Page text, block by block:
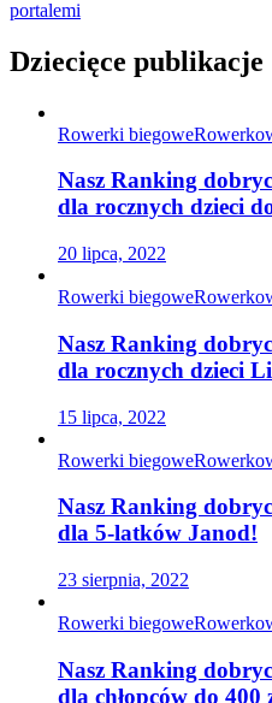
Dziecięce publikacje
Rowerki biegowe
Nasz Ranking
dla rocznych dzieci
20 lipca, 2022
Rowerki biegowe
Nasz Ranking
dla rocznych dzieci
15 lipca, 2022
Rowerki biegowe
Nasz Ranking
dla 5-latków Janod!
23 sierpnia, 2022
Rowerki biegowe
Nasz Ranking
dla chłopców do 400